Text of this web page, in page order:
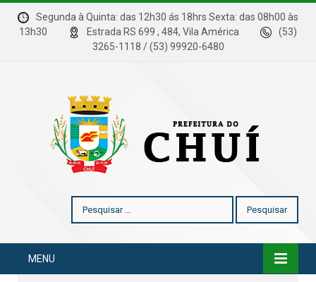
Segunda à Quinta: das 12h30 ás 18hrs Sexta: das 08h00 às
13h30
Estrada RS 699 , 484, Vila América
(53)
3265-1118 / (53) 99920-6480
MENU